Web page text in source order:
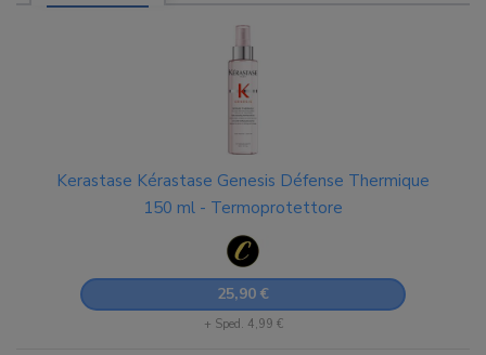
Kerastase Kérastase Genesis Défense Thermique
150 ml - Termoprotettore
25,90 €
+ Sped. 4,99 €